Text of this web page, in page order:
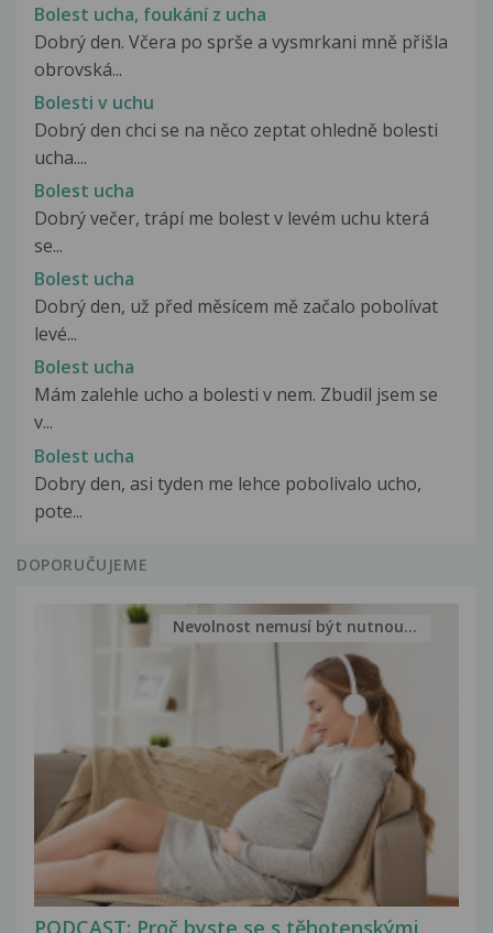
Bolest ucha, foukání z ucha
Dobrý den. Včera po sprše a vysmrkani mně přišla
obrovská...
Bolesti v uchu
Dobrý den chci se na něco zeptat ohledně bolesti
ucha....
Bolest ucha
Dobrý večer, trápí me bolest v levém uchu která
se...
Bolest ucha
Dobrý den, už před měsícem mě začalo pobolívat
levé...
Bolest ucha
Mám zalehle ucho a bolesti v nem. Zbudil jsem se
v...
Bolest ucha
Dobry den, asi tyden me lehce pobolivalo ucho,
pote...
DOPORUČUJEME
Nevolnost nemusí být nutnou...